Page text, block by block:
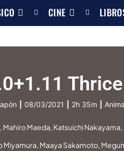
CINE
08/03/2021 2h 35m
Mahiro Maeda, Katsuichi
Miyamura, Maaya Sakamoto,